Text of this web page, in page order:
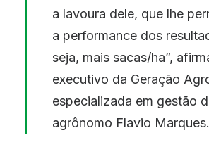
a lavoura dele, que lhe
a performance dos
seja, mais sacas/ha”,
executivo da Geração
especializada em gestão
agrônomo Flavio Marques.